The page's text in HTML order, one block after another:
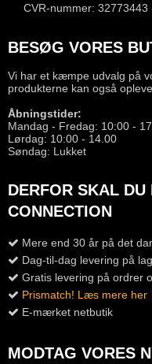
CVR-nummer: 32773443
BESØG VORES
Vi har et kæmpe udvalg på
produkterne kan også
Åbningstider:
Mandag - Fredag: 10:00 -
Lørdag: 10:00 - 14.00
Søndag: Lukket
DERFOR SKAL DU
CONNECTION
Mere end 30 år på det
Dag-til-dag levering på
Gratis levering på ordrer
Prismatch! Læs mere her
E-mærket netbutik
MODTAG VORES